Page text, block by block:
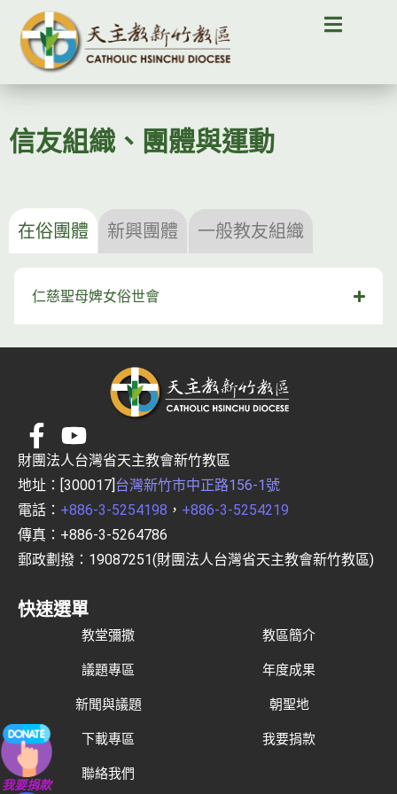
信友組織、團體與運動
在俗團體 新興團體 一般教友組織
仁慈聖母婢女俗世會
財團法人台灣省天主教會新竹教區
地址：[300017]台灣新竹市中正路156-1號
電話： +886-3-5254198 ， +886-3-5254219
傳真：+886-3-5264786
郵政劃撥：19087251(財團法人台灣省天主教會新竹教區)
我要捐款
快速選單
教堂彌撒 教區簡介
議題專區 年度成果
新聞與議題 朝聖地
下載專區 我要捐款
聯絡我們